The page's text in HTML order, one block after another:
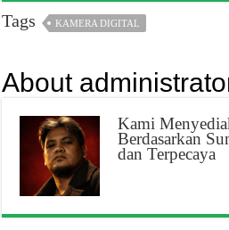
Tags KAMERA DIGITAL
About
Kami
Berdasarkan
dan Terpecaya